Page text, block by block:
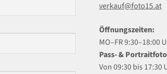
verkauf@foto15.at
Öffnungszeiten:
MO–FR 9:30–18:00
Pass- &
Von 09:30 bis 17:30